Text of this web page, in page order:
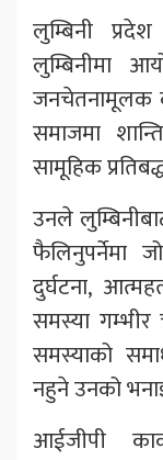
लुम्बिनी
लुम्बिनीमा
जनचेतनामूलक
समाजमा
सामूहिक
उनले
फैलिनुपर्नेमा
दुर्घटना,
समस्या गम्भीर
समस्याको
नहुने उनको
आईजीपी